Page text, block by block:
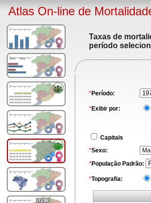
Atlas On-line de
Taxas de
período
*Período:
*Exibir por:
Capitais
*Sexo:
*População Padrão:
*Topografia: